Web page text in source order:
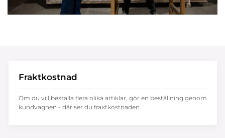
Fraktkostnad
Om du vill beställa flera olika artiklar, gör en beställning genom
kundvagnen - där ser du fraktkostnaden.